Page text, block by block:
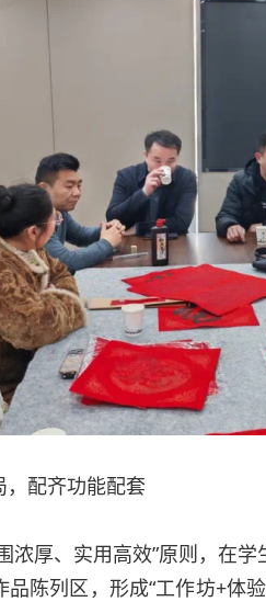
，配齐功能配套
浓厚、实用高效”原则，在
陈列区，形成“工作坊+体